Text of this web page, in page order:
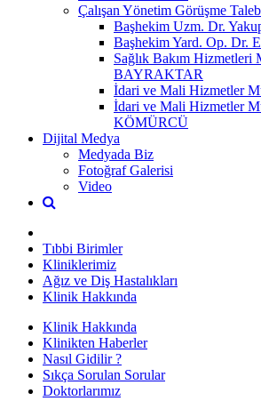
Çalışan Yönetim Görüşme
Başhekim Uzm. Dr.
Başhekim Yard. Op. Dr.
Sağlık Bakım Hizmetleri
BAYRAKTAR
İdari ve Mali Hizmetler
İdari ve Mali Hizmetler
KÖMÜRCÜ
Dijital Medya
Medyada Biz
Fotoğraf Galerisi
Video
Tıbbi Birimler
Kliniklerimiz
Ağız ve Diş Hastalıkları
Klinik Hakkında
Klinik Hakkında
Klinikten Haberler
Nasıl Gidilir ?
Sıkça Sorulan Sorular
Doktorlarımız